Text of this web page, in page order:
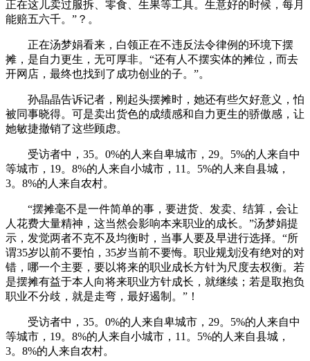
正在这儿卖过服拆、零食、生果等工具。生意好的时候，每月
能赔五六千。”？。
正在汤梦娟看来，白领正在不违反法令律例的环境下摆
摊，是自力更生，无可厚非。“还有人不摆实体的摊位，而去
开网店，最终也找到了成功创业的子。”。
孙晶晶告诉记者，刚起头摆摊时，她还有些欠好意义，怕
被同事晓得。可是卖出货色的成绩感和自力更生的骄傲感，让
她敏捷撤销了这些顾虑。
受访者中，35。0%的人来自卑城市，29。5%的人来自中
等城市，19。8%的人来自小城市，11。5%的人来自县城，
3。8%的人来自农村。
“摆摊毫不是一件简单的事，要进货、发卖、结算，会让
人花费大量精神，这当然会影响本来职业的成长。”汤梦娟提
示，发觉两者不克不及均衡时，当事人要及早进行选择。“所
谓35岁以前不要怕，35岁当前不要悔。职业规划没有绝对的对
错，哪一个主要，要以将来的职业成长方针为尺度去权衡。若
是摆摊有益于本人向将来职业方针成长，就继续；若是取抱负
职业不分歧，就是走弯，最好遏制。”！
受访者中，35。0%的人来自卑城市，29。5%的人来自中
等城市，19。8%的人来自小城市，11。5%的人来自县城，
3。8%的人来自农村。